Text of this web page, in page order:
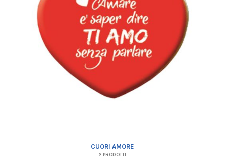
CUORI AMORE
2 PRODOTTI